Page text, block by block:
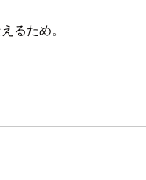
るため。